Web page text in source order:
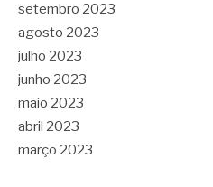
setembro 2023
agosto 2023
julho 2023
junho 2023
maio 2023
abril 2023
março 2023